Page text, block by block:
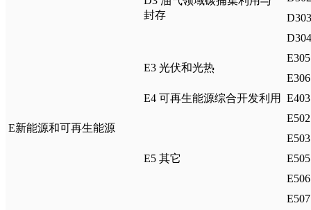
封存
E新能源和可再生能源
E3 光伏和光热
E4 可再生能源综合开发利用
E5 其它